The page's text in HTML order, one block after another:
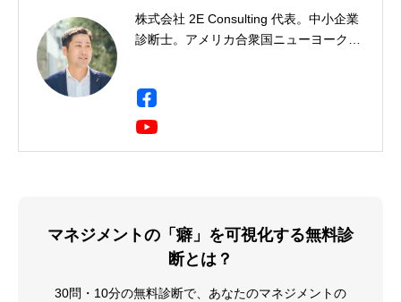
株式会社 2E Consulting 代表。中小企業
診断士。アメリカ合衆国ニューヨーク州
グ・事業開発・投資事業に携わり、イン
ド・ドイツ・シンガポールに9年間駐
える。Harvard Business School
Program for Leadership Development
修了（2019年）。その後、独立し、中小
企業診断士として数多くの企業経営の現
マネジメントの「癖」を可視化する無料診
断とは？
30問・10分の無料診断で、あなたのマネジメントの